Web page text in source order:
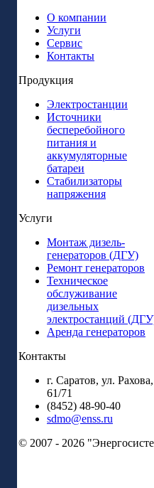
О компании
Услуги
Сервис
Контакты
Продукция
Электростанции
Источники
бесперебойного
питания и
аккумуляторные
батареи
Стабилизаторы
напряжения
Услуги
Монтаж дизель-
генераторов (ДГУ)
Ремонт генераторов
Техническое
обслуживание
дизельных
электростанций
Аренда генераторов
Контакты
г. Саратов, ул. Рахова,
61/71
(8452) 48-90-40
sdmo@enss.ru
© 2007 - 2026